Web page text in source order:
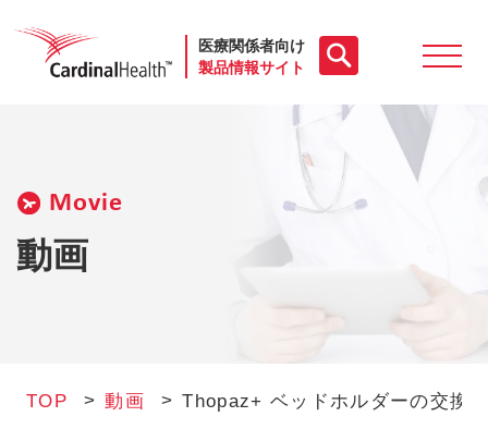
医療関係者向け
製品情報サイト
Movie
動画
TOP 動画 Thopaz+ ベッドホルダーの交換